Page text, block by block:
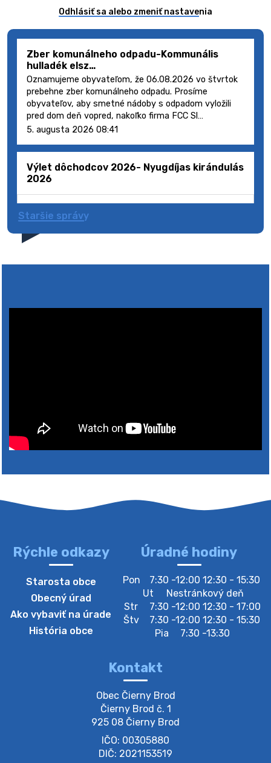
Odhlásiť sa alebo zmeniť nastavenia
Zber komunálneho odpadu-Kommunális
hulladék elsz…
Oznamujeme obyvateľom, že 06.08.2026 vo štvrtok
prebehne zber komunálneho odpadu. Prosíme
obyvateľov, aby smetné nádoby s odpadom vyložili
pred dom deň vopred, nakoľko firma FCC Sl…
5. augusta 2026 08:41
Výlet dôchodcov 2026- Nyugdíjas kirándulás
2026
4. augusta 2026 10:05
Zberný dvor-Gyűjtőudvar
bude zberný dvor zatvorený. Értesítjük a lakosokat,
Zber separovaného odpadu plastu-
Oznamujeme obyvateľom, že v stredu 05. augusta
prebehne zber separovaného odpadu plastu. Prosíme
obyvateľov, aby vrecia s odpadom vyložili pred dom už
Oznámenie o plánovanom prerušení dodávky
Oznamujeme Vám, že v určitých dňoch bude v
niektorých častiach našej obce plánované prerušenie
distribúcie elektrickej energie. Podrobné informácie o
dátumoch, časoch a dotknutých …
Staršie správy
Rýchle odkazy
Starosta obce
Obecný úrad
Ako vybaviť na úrade
História obce
Úradné hodiny
Pon
7:30 -12:00 12:30 - 15:30
Ut
Nestránkový deň
Str
7:30 -12:00 12:30 - 17:00
Štv
7:30 -12:00 12:30 - 15:30
Pia
7:30 -13:30
Kontakt
Obec Čierny Brod
Čierny Brod č. 1
925 08 Čierny Brod
IČO: 00305880
DIČ: 2021153519